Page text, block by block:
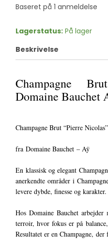
Baseret på 1 anmeldelse
Lagerstatus: På lager
Beskrivelse
Champagne
Domaine Bauchet
Champagne Brut “Pierre Nicolas”
fra Domaine Bauchet – Aÿ
En klassisk og elegant
anerkendte områder i
levere dybde, finesse og karakter.
Hos Domaine Bauchet
terroir, hvor fokus er på
Resultatet er en Champagne,